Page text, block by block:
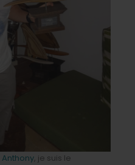
Anthony , je suis le